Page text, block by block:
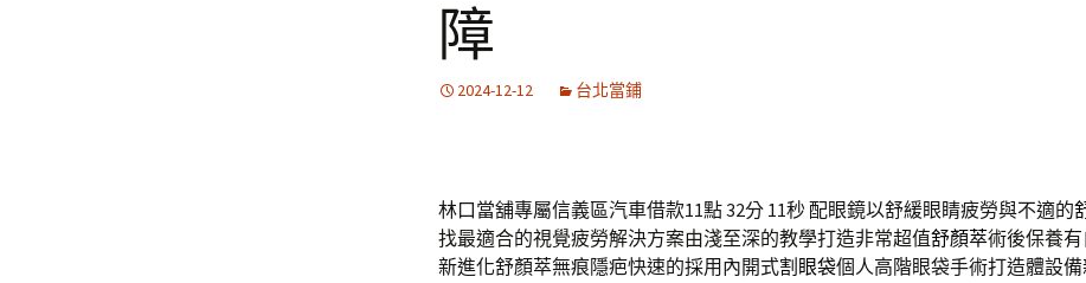
障
2024-12-12 台北當鋪
林口當舖專屬信義區汽車借款11點 32分 11秒配眼鏡以舒緩眼睛疲勞與不適的
找最適合的視覺疲勞解決方案由淺至深的教學打造非常超值舒顏萃術後保養
新進化舒顏萃無痕隱疤快速的採用內開式割眼袋個人高階眼袋手術打造體設